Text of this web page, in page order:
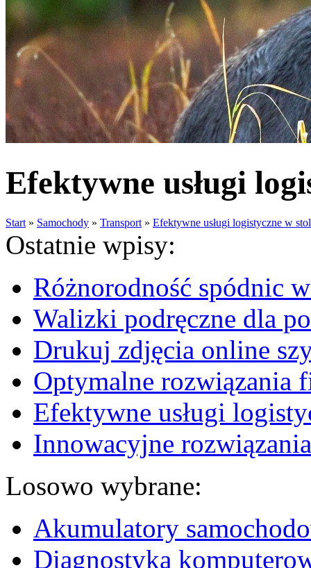
Efektywne usługi
Start » Samochody » Transport » Efektywne usługi logistyczne w
Ostatnie wpisy:
Różnorodność spódnic
Walizki podręczne dla
Drukuj zdjęcia online
Optymalne rozwiązania
Efektywne usługi
Innowacyjne
Losowo wybrane:
Akumulatory
Diagnostyka